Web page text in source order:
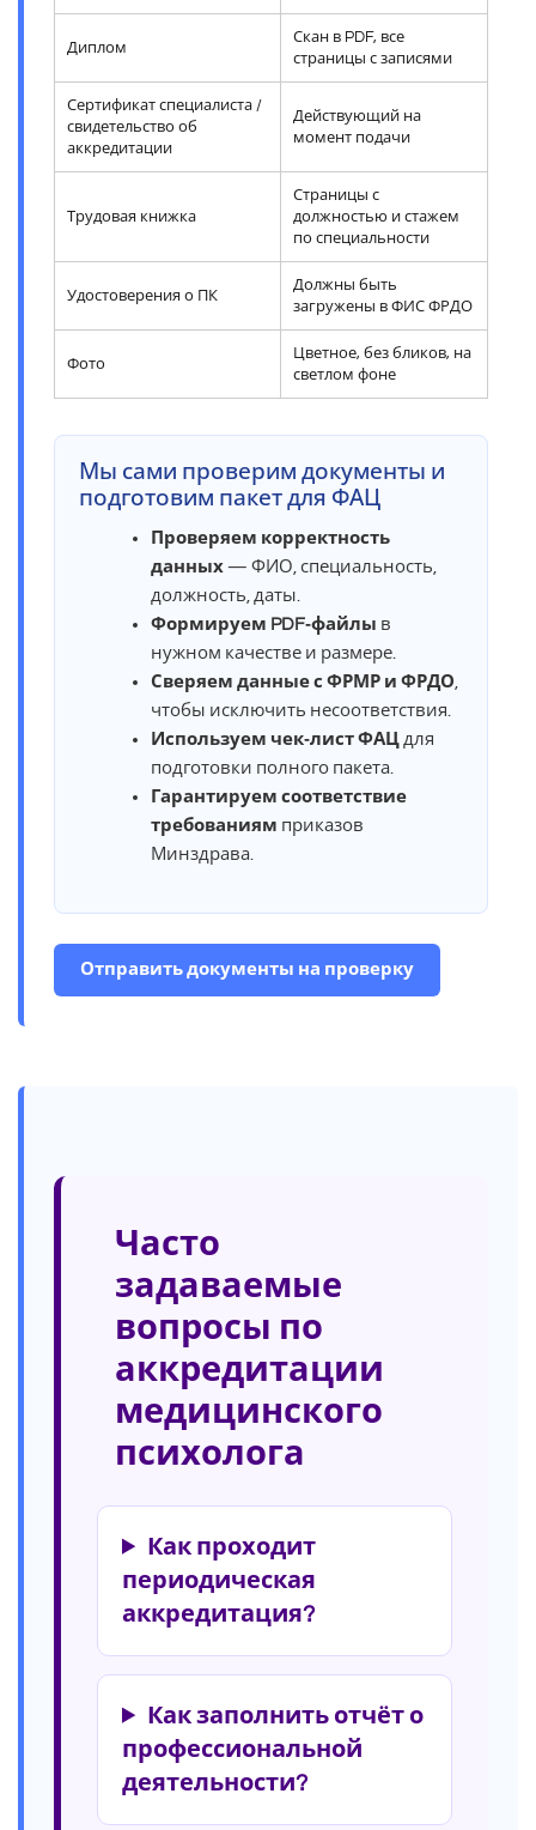
Диплом
Скан в PDF, все
страницы с записями
Сертификат специалиста /
свидетельство об
аккредитации
Действующий на
момент подачи
Трудовая книжка
Страницы с
должностью и стажем
по специальности
Удостоверения о ПК
Должны быть
загружены в ФИС ФРДО
Фото
Цветное, без бликов, на
светлом фоне
Мы сами проверим документы и
подготовим пакет для ФАЦ
Проверяем корректность
данных — ФИО, специальность,
должность, даты.
Формируем PDF‑файлы в
нужном качестве и размере.
Сверяем данные с ФРМР и ФРДО
чтобы исключить несоответствия.
Используем чек‑лист ФАЦ для
подготовки полного пакета.
Гарантируем соответствие
требованиям приказов
Минздрава.
Отправить документы на проверку
Часто
задаваемые
вопросы по
аккредитации
медицинского
психолога
Как проходит
периодическая
аккредитация?
Как заполнить отчёт о
профессиональной
деятельности?